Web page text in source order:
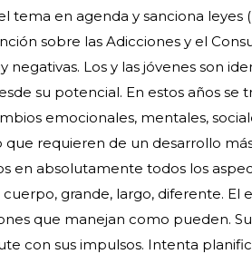
tema en agenda y sanciona leyes
sobre las Adicciones y el
negativas. Los y las jóvenes son
su potencial. En estos años se
emocionales, mentales,
que requieren de un desarrollo
en absolutamente todos los
grande, largo, diferente. El
que manejan como pueden.
con sus impulsos. Intenta